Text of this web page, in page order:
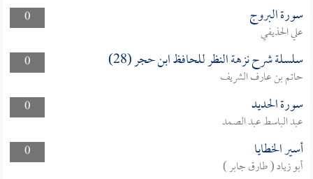
0
سورة البروج
علي الحذيفي
0
سلسلة شرح نزهة النظر للحافظ ابن حجر (28)
حاتم بن عارف الشريف
0
سورة الحديد
عبد الباسط عبد الصمد
0
أسير الخطايا
أبو زياد ( طارق جابر )